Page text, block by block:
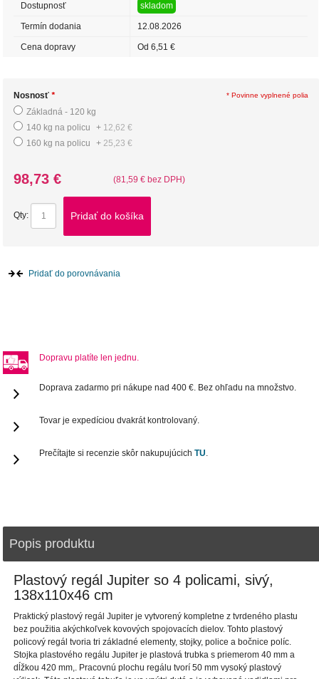
Dostupnosť skladom
Termín dodania 12.08.2026
Cena dopravy Od 6,51 €
*
Nosnosť
Základná - 120 kg
140 kg na policu
+ 12,62 €
160 kg na policu
+ 25,23 €
* Povinne vyplnené polia
98,73 € (81,59 € bez DPH)
Qty: Pridať do košíka
Pridať do porovnávania
Dopravu platíte len jednu.
Doprava zadarmo pri nákupe nad 400 €. Bez ohľadu na množstvo.
Tovar je expedíciou dvakrát kontrolovaný.
Prečítajte si recenzie skôr nakupujúcichTU.
Popis produktu
Plastový regál Jupiter so 4 policami, sivý,
138x110x46 cm
Praktický plastový regál Jupiter je vytvorený kompletne z tvrdeného plastu
bez použitia akýchkoľvek kovových spojovacích dielov. Tohto plastový
policový regál tvoria tri základné elementy, stojky, police a bočnice políc.
Stojka plastového regálu Jupiter je plastová trubka s priemerom 40 mm a
dĺžkou 420 mm,. Pracovnú plochu regálu tvorí 50 mm vysoký plastový